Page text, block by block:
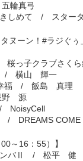
輪真弓
しめて / スターダ
ヌーン！#ラジぐぅ
っ子クラブさくら
/ 横山 輝一
福 / 飯島 真理
源
DREAMS COME
～16：55）】
ンバⅡ / 松平 健